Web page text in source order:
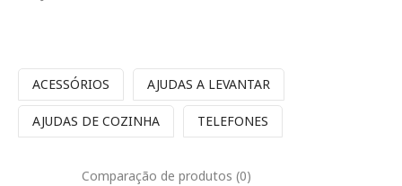
ACESSÓRIOS AJUDAS A LEVANTAR
AJUDAS DE COZINHA TELEFONES
Comparação de produtos (0)